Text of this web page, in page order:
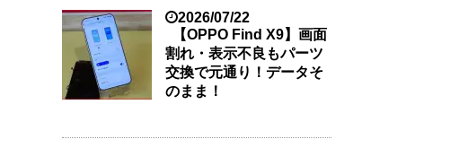
2026/07/22
【OPPO Find X9】画面
割れ・表示不良もパーツ
交換で元通り！データそ
のまま！